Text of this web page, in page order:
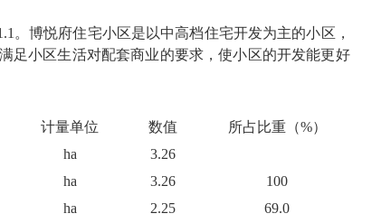
。博悦府住宅小区是以中高档住宅开发为主的小区，
足小区生活对配套商业的要求，使小区的开发能更好
计量单位 数值
所占比重（%）
ha
3.26
ha 3.26
100
ha 2.25
69.0